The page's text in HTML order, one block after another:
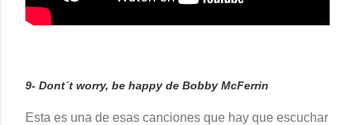
9- Dont´t worry, be happy de Bobby McFerrin
Esta es una de esas canciones que hay que escuchar